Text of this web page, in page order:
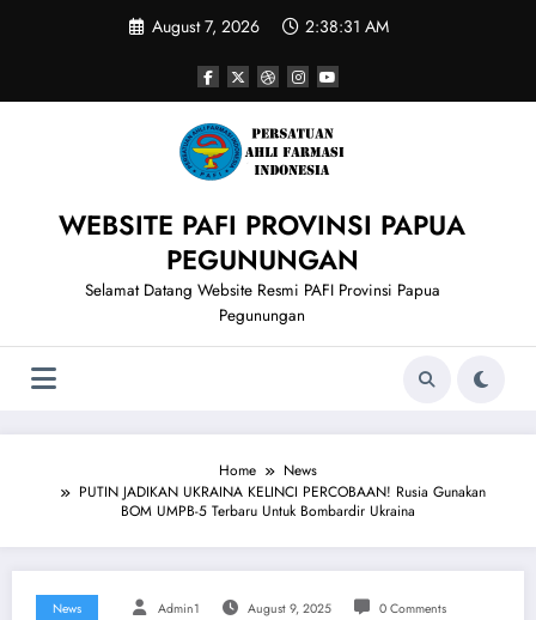
August 7, 2026 2:38:32 AM
WEBSITE PAFI PROVINSI PAPUA
PEGUNUNGAN
Selamat Datang Website Resmi PAFI Provinsi Papua
Pegunungan
Home
News
PUTIN JADIKAN UKRAINA KELINCI PERCOBAAN! Rusia Gunakan
BOM UMPB-5 Terbaru Untuk Bombardir Ukraina
News Admin1 August 9, 2025 0 Comments